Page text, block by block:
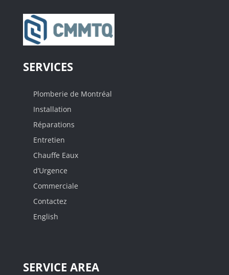
SERVICES
Plomberie de Montréal
Installation
Réparations
Entretien
Chauffe Eaux
d’Urgence
Commerciale
Contactez
English
SERVICE AREA